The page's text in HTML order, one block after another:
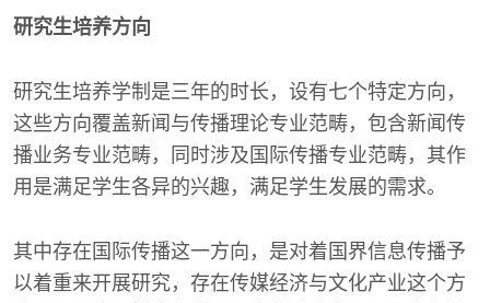
研究生培养方向
研究生培养学制是三年的时长，设有七个特定方向，
这些方向覆盖新闻与传播理论专业范畴，包含新闻传
播业务专业范畴，同时涉及国际传播专业范畴，其作
用是满足学生各异的兴趣，满足学生发展的需求。
其中存在国际传播这一方向，是对着国界信息传播予
以着重来开展研究，存在传媒经济与文化产业这个方